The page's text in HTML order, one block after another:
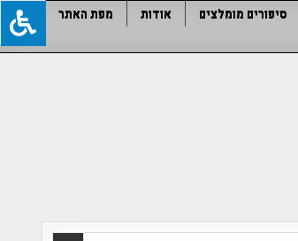
סיפורים מומלצים אודות
מפת האתר